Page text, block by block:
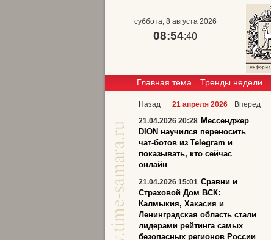
суббота, 8 августа 2026
08:54:40
Главная тема Тренды недели
Назад 21 апреля 2026
Вперед
21.04.2026 20:28 Мессенджер
DION научился переносить
чат-ботов из Telegram и
показывать, кто сейчас
онлайн
21.04.2026 15:01 Сравни и
Страховой Дом ВСК:
Калмыкия, Хакасия и
Ленинградская область стали
лидерами рейтинга самых
безопасных регионов России